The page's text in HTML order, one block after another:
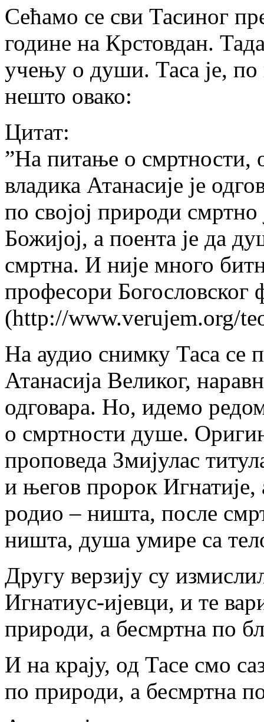
Сећамо се сви Тасиног
године на Крстовдан.
учењу о души. Таса је, по
нешто овако:
Цитат:
”На питање о смртности,
владика Атанасије је
по својој природи
Божијој, а поента је да
смртна. И није много
професори Богословског
(http://www.verujem.org/
На аудио снимку Таса се
Атанасија Великог,
одговара. Но, идемо
о смртности душе.
проповеда Змијулас
и његов пророк Игнатије,
родио – ништа, после
ништа, душа умире са
Другу верзију су
Игнатиус-ијевци, и те
природи, а бесмртна по
И на крају, од Тасе смо
по природи, а бесмртна